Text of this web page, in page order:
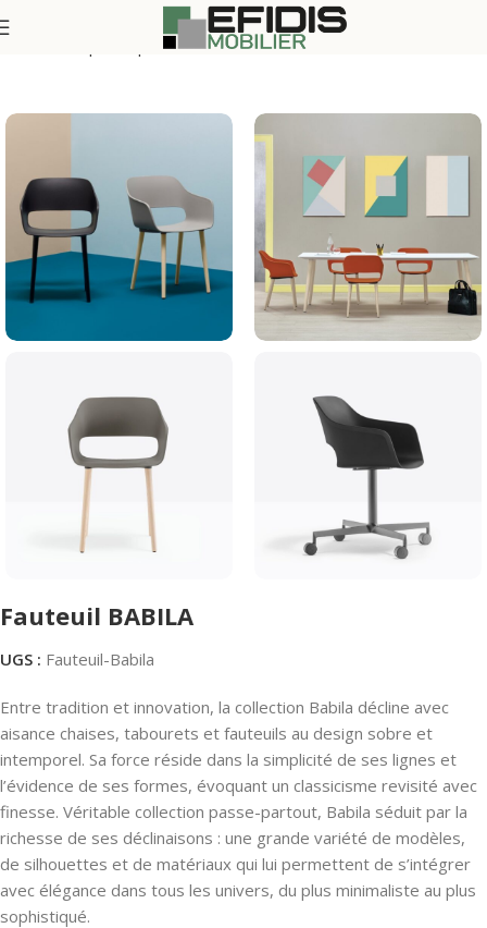
et espaces professionnels Assises
Fauteuil BABILA
UGS : Fauteuil-Babila
Entre tradition et innovation, la collection Babila décline avec
aisance chaises, tabourets et fauteuils au design sobre et
intemporel. Sa force réside dans la simplicité de ses lignes et
l’évidence de ses formes, évoquant un classicisme revisité avec
finesse. Véritable collection passe-partout, Babila séduit par la
richesse de ses déclinaisons : une grande variété de modèles,
de silhouettes et de matériaux qui lui permettent de s’intégrer
avec élégance dans tous les univers, du plus minimaliste au plus
sophistiqué.